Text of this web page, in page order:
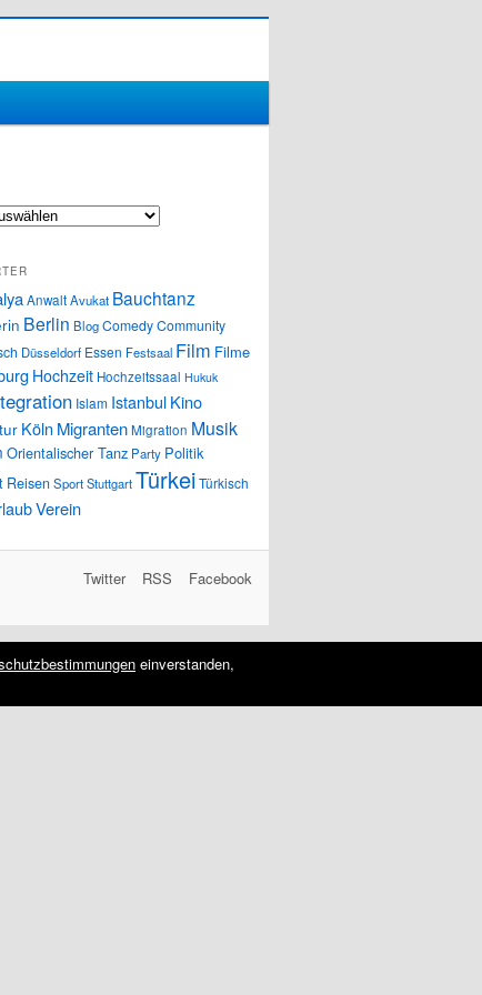
AnwaltAvukat Bauchtanz
Berlin BlogComedyCommunity
Düsseldorf Essen Festsaal Film Filme
Hochzeit Hochzeitssaal Hukuk
Islam IstanbulKino
Köln MigrantenMigration Musik
Orientalischer Tanz Party Politik
ReisenSportStuttgartTürkeiTürkisch
Verein
Facebook
RSS
Twitter
einverstanden,